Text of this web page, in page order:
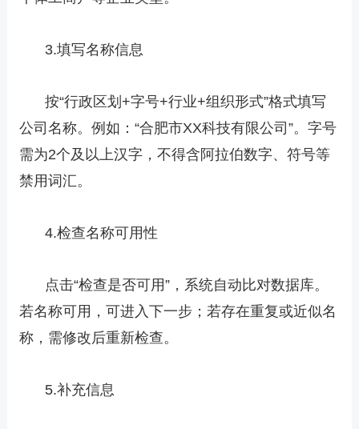
3.填写名称信息
按“行政区划+字号+行业+组织形式”格式填写
公司名称。例如：“合肥市XX科技有限公司”。字号
需为2个及以上汉字，不得含阿拉伯数字、符号等
禁用词汇。
4.检查名称可用性
点击“检查是否可用”，系统自动比对数据库。
若名称可用，可进入下一步；若存在重复或近似名
称，需修改后重新检查。
5.补充信息